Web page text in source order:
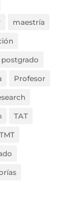
maestría
postgrado
Profesor
TAT
TMT